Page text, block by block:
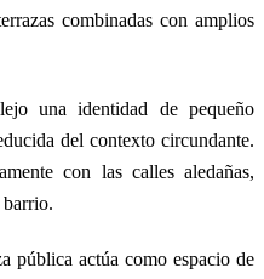
combinadas con amplios
una identidad de pequeño
del contexto circundante.
con las calles aledañas,
pública actúa como espacio de